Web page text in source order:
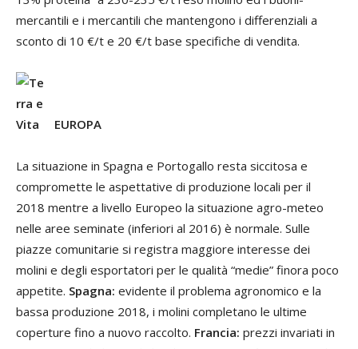
mercantili e i mercantili che mantengono i differenziali a
sconto di 10 €/t e 20 €/t base specifiche di vendita.
EUROPA
La situazione in Spagna e Portogallo resta siccitosa e
compromette le aspettative di produzione locali per il
2018 mentre a livello Europeo la situazione agro-meteo
nelle aree seminate (inferiori al 2016) è normale. Sulle
piazze comunitarie si registra maggiore interesse dei
molini e degli esportatori per le qualità “medie” finora poco
appetite. Spagna: evidente il problema agronomico e la
bassa produzione 2018, i molini completano le ultime
coperture fino a nuovo raccolto. Francia: prezzi invariati in